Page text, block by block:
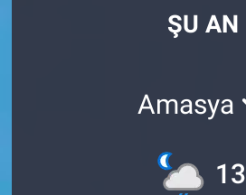
ŞU AN
Amasya
13
Sağlıklı Yaşam
Son Dakika Haberleri